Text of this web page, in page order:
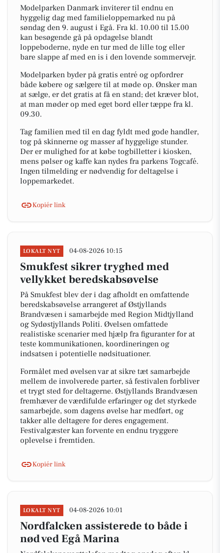
Modelparken Danmark inviterer til endnu en
hyggelig dag med familieloppemarked nu på
søndag den 9. august i Egå. Fra kl. 10.00 til 15.00
kan besøgende gå på opdagelse blandt
loppeboderne, nyde en tur med de lille tog eller
bare slappe af med en is i den lovende sommervejr.
Modelparken byder på gratis entré og opfordrer
både købere og sælgere til at møde op. Ønsker man
at sælge, er det gratis at få en stand; det kræver blot,
at man møder op med eget bord eller tæppe fra kl.
09.30.
Tag familien med til en dag fyldt med gode handler,
tog på skinnerne og masser af hyggelige stunder.
Der er mulighed for at købe togbilletter i kiosken,
mens pølser og kaffe kan nydes fra parkens Togcafé.
Ingen tilmelding er nødvendig for deltagelse i
loppemarkedet.
Kopiér link
LOKALT NYT 04-08-2026 10:15
Smukfest sikrer tryghed med
vellykket beredskabsøvelse
På Smukfest blev der i dag afholdt en omfattende
beredskabsøvelse arrangeret af Østjyllands
Brandvæsen i samarbejde med Region Midtjylland
og Sydøstjyllands Politi. Øvelsen omfattede
realistiske scenarier med hjælp fra figuranter for at
teste kommunikationen, koordineringen og
indsatsen i potentielle nødsituationer.
Formålet med øvelsen var at sikre tæt samarbejde
mellem de involverede parter, så festivalen forbliver
et trygt sted for deltagerne. Østjyllands Brandvæsen
fremhæver de værdifulde erfaringer og det styrkede
samarbejde, som dagens øvelse har medført, og
takker alle deltagere for deres engagement.
Festivalgæster kan forvente en endnu tryggere
oplevelse i fremtiden.
Kopiér link
LOKALT NYT 04-08-2026 10:01
Nordfalcken assisterede to både i
nød ved Egå Marina